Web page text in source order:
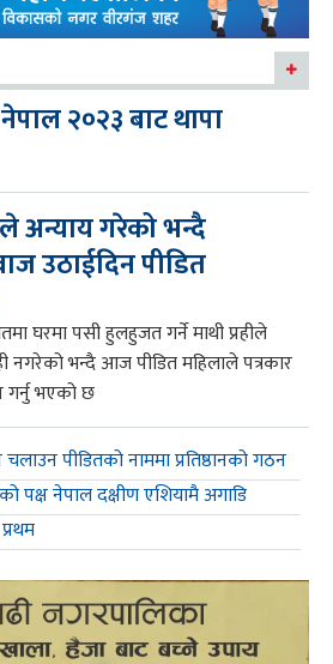
२०२३ बाट थापा
अन्याय गरेको भन्दै
उठाईदिन पीडित
घरमा पसी हुलहुजत गर्ने माथी प्रहीले
नगरेको भन्दै आज पीडित महिलाले पत्रकार
भएको छ
चलाउन पीडितको नाममा प्रतिष्ठानको गठन
पक्ष नेपाल दक्षीण एशियामै अगाडि